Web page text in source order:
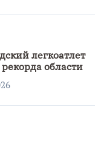
легкоатлет
области